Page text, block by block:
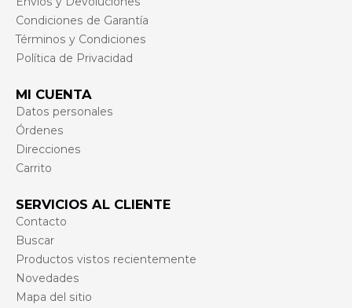
Condiciones de Garantía
Términos y Condiciones
Política de Privacidad
MI CUENTA
Datos personales
Órdenes
Direcciones
Carrito
SERVICIOS AL CLIENTE
Contacto
Buscar
Productos vistos recientemente
Novedades
Mapa del sitio